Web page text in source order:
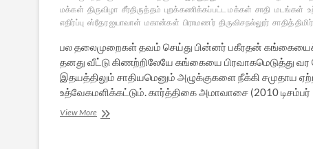
மக்கள் திருவிழா சீர்திருத்தம் புறக்கணிக்கப்பட்ட மக்கள் சாதி மடங்கள்
எதிர்ப்பு ஸ்ரீதர ஐயாவாள் மகான்கள் பிராமணர் திருவிசநல்லூர் சாதித் திமிர்
பல தலைமுறைகள் தவம் செய்து பின்னர் பகீரதன்
தனது வீட்டு கிணற்றிலேயே கங்கையை பிரவாகமெடுத்து
இதயத்திலும் சாதியமெனும் அழுக்குகளை நீக்கி
உத்வேகமளிக்கட்டும். கார்த்திகை அமாவாசை (2010
View Moreசமூக